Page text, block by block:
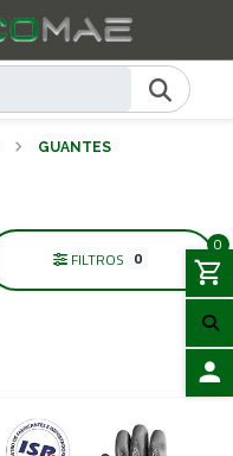
0
GUANTES
FILTROS 0